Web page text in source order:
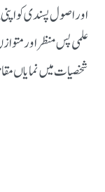
اور اصول پسندی کو اپنی
علمی پس منظر اور
شخصیات میں نمایاں